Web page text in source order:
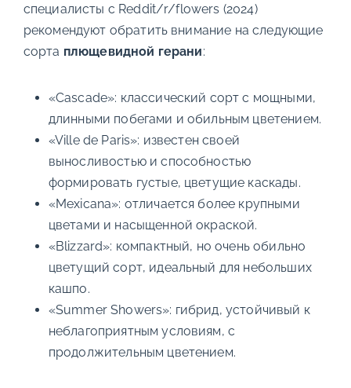
специалисты с Reddit/r/flowers (2024)
рекомендуют обратить внимание на следующие
сорта плющевидной герани:
«Cascade»: классический сорт с мощными,
длинными побегами и обильным цветением.
«Ville de Paris»: известен своей
выносливостью и способностью
формировать густые, цветущие каскады.
«Mexicana»: отличается более крупными
цветами и насыщенной окраской.
«Blizzard»: компактный, но очень обильно
цветущий сорт, идеальный для небольших
кашпо.
«Summer Showers»: гибрид, устойчивый к
неблагоприятным условиям, с
продолжительным цветением.